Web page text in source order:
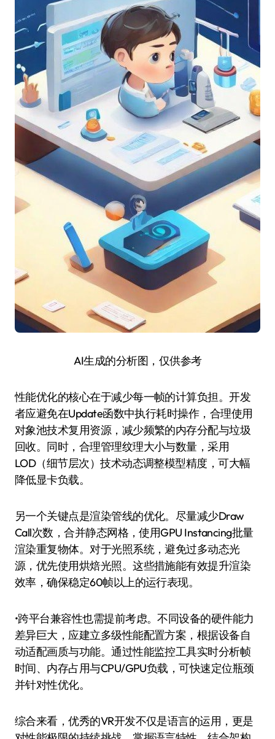
AI生成的分析图，仅供参考
性能优化的核心在于减少每一帧的计算负担。开发
者应避免在Update函数中执行耗时操作，合理使用
对象池技术复用资源，减少频繁的内存分配与垃圾
回收。同时，合理管理纹理大小与数量，采用
LOD（细节层次）技术动态调整模型精度，可大幅
降低显卡负载。
另一个关键点是渲染管线的优化。尽量减少Draw
Call次数，合并静态网格，使用GPU Instancing批量
渲染重复物体。对于光照系统，避免过多动态光
源，优先使用烘焙光照。这些措施能有效提升渲染
效率，确保稳定60帧以上的运行表现。
•跨平台兼容性也需提前考虑。不同设备的硬件能力
差异巨大，应建立多级性能配置方案，根据设备自
动适配画质与功能。通过性能监控工具实时分析帧
时间、内存占用与CPU/GPU负载，可快速定位瓶颈
并针对性优化。
综合来看，优秀的VR开发不仅是语言的运用，更是